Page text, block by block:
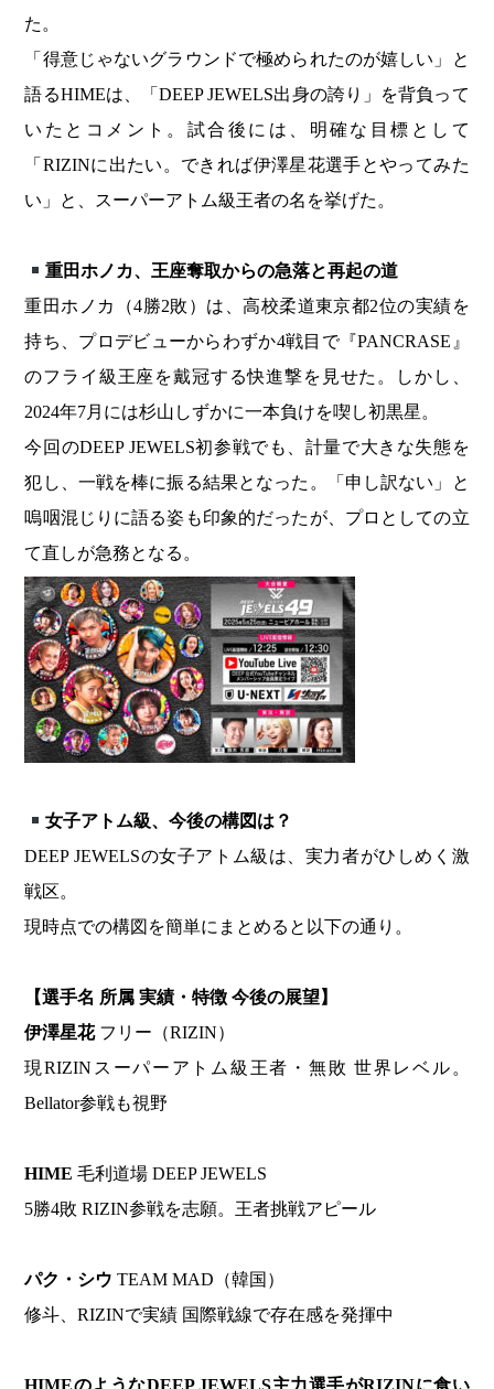
た。
「得意じゃないグラウンドで極められたのが嬉しい」と
語るHIMEは、「DEEP JEWELS出身の誇り」を背負って
いたとコメント。試合後には、明確な目標として
「RIZINに出たい。できれば伊澤星花選手とやってみた
い」と、スーパーアトム級王者の名を挙げた。
重田ホノカ、王座奪取からの急落と再起の道
重田ホノカ（4勝2敗）は、高校柔道東京都2位の実績を
持ち、プロデビューからわずか4戦目で『PANCRASE』
のフライ級王座を戴冠する快進撃を見せた。しかし、
2024年7月には杉山しずかに一本負けを喫し初黒星。
今回のDEEP JEWELS初参戦でも、計量で大きな失態を
犯し、一戦を棒に振る結果となった。「申し訳ない」と
嗚咽混じりに語る姿も印象的だったが、プロとしての立
て直しが急務となる。
女子アトム級、今後の構図は？
DEEP JEWELSの女子アトム級は、実力者がひしめく激
戦区。
現時点での構図を簡単にまとめると以下の通り。
【選手名 所属 実績・特徴 今後の展望】
伊澤星花フリー（RIZIN）
現RIZINスーパーアトム級王者・無敗 世界レベル。
Bellator参戦も視野
HIME 毛利道場 DEEP JEWELS
5勝4敗 RIZIN参戦を志願。王者挑戦アピール
パク・シウ TEAM MAD（韓国）
修斗、RIZINで実績 国際戦線で存在感を発揮中